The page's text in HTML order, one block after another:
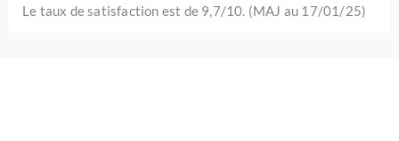
Le taux de satisfaction est de 9,7/10. (MAJ au 17/01/25)